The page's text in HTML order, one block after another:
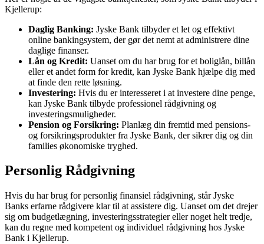
Kjellerup:
Daglig Banking: Jyske Bank tilbyder et let og effektivt
online bankingsystem, der gør det nemt at administrere dine
daglige finanser.
Lån og Kredit: Uanset om du har brug for et boliglån, billån
eller et andet form for kredit, kan Jyske Bank hjælpe dig med
at finde den rette løsning.
Investering: Hvis du er interesseret i at investere dine penge,
kan Jyske Bank tilbyde professionel rådgivning og
investeringsmuligheder.
Pension og Forsikring: Planlæg din fremtid med pensions-
og forsikringsprodukter fra Jyske Bank, der sikrer dig og din
families økonomiske tryghed.
Personlig Rådgivning
Hvis du har brug for personlig finansiel rådgivning, står Jyske
Banks erfarne rådgivere klar til at assistere dig. Uanset om det drejer
sig om budgetlægning, investeringsstrategier eller noget helt tredje,
kan du regne med kompetent og individuel rådgivning hos Jyske
Bank i Kjellerup.